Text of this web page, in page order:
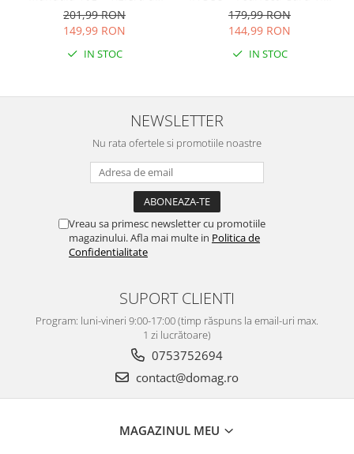
Protecție Ingco pentru
Grădină, Livezi, Erbicidat
201,99 RON
149,99 RON
IN STOC
+ Foarfecă Pomi + Foarfecă
Crengi Groase, Lame SK5,
Acoperire Teflon
179,99 RON
144,99 RON
IN STOC
NEWSLETTER
Nu rata ofertele si promotiile noastre
Vreau sa primesc newsletter cu promotiile
magazinului. Afla mai multe in Politica de
Confidentialitate
SUPORT CLIENTI
Program: luni-vineri 9:00-17:00 (timp răspuns la email-uri max.
1 zi lucrătoare)
0753752694
contact@domag.ro
MAGAZINUL MEU